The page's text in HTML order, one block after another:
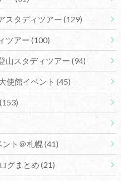
スタディツアー (129)
ツアー (100)
山スタディツアー (94)
使館イベント (45)
(153)
ント＠札幌(41)
グまとめ (21)